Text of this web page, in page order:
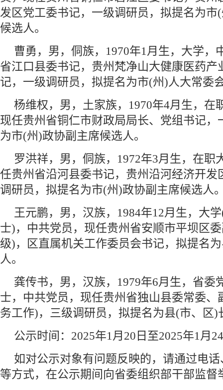
发区党工委书记，一级调研员，拟提名为市
候选人。
曹勇，男，侗族，1970年1月生，大学，
省江口县委书记，贵州梵净山大健康医药产
记，一级调研员，拟提名为市(州)人大常委
杨维权，男，土家族，1970年4月生，在
现任贵州省铜仁市财政局局长、党组书记，
为市(州)政协副主席候选人。
罗洪祥，男，侗族，1972年3月生，在职
任贵州省沿河县委书记，贵州沿河经济开发
调研员，拟提名为市(州)政协副主席候选人
王元鹏，男，汉族，1984年12月生，大
士)，中共党员，现任贵州省安顺市平坝区
级)，区直属机关工作委员会书记，拟提名
人。
龚传书，男，汉族，1979年6月生，省委
士，中共党员，现任贵州省独山县委常委、
务工作)，三级调研员，拟提名为县(市、区)
公示时间：2025年1月20日至2025年1月
如对公示对象有问题反映的，请通过电
等方式，在公示期间向省委组织部干部监督